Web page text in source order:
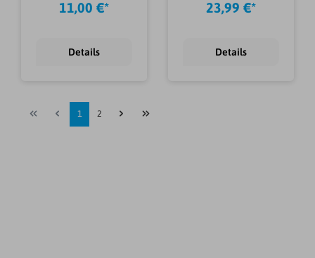
11,00 €*
Details
23,99 €*
Details
1 2